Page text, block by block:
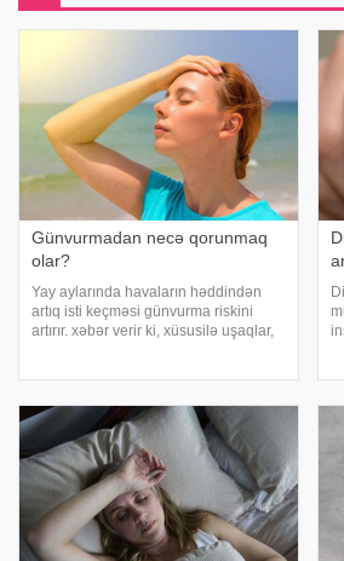
Günvurmadan necə qorunmaq
olar?
Yay aylarında havaların həddindən
artıq isti keçməsi günvurma riskini
artırır. xəbər verir ki, xüsusilə uşaqlar,
qorunma